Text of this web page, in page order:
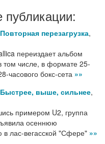
публикации:
Повторная перезагрузка,
переиздает альбом
том числе, в формате 25-
часового бокс-сета »»
Быстрее, выше, сильнее,
примером U2, группа
осеннюю
в лас-вегасской "Сфере" »»